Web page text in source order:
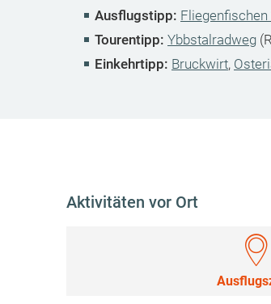
Ausflugstipp: Fliegenfischen
Tourentipp: Ybbstalradweg
Einkehrtipp: Bruckwirt,
Aktivitäten vor Ort